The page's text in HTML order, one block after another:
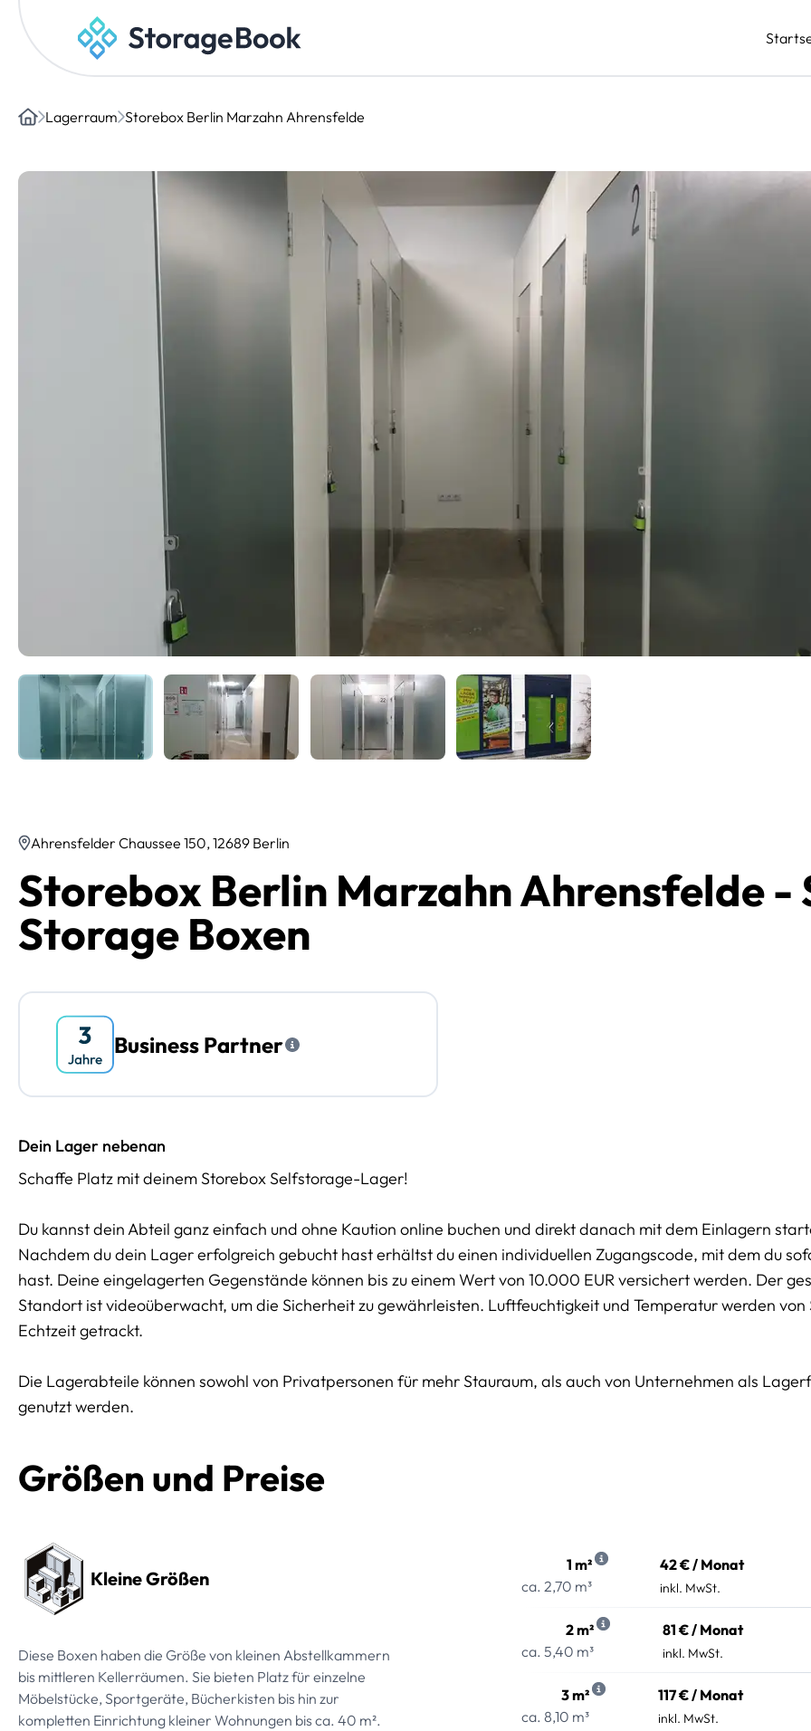
Lagerraum Storebox Berlin Marzahn Ahrensfelde
Ahrensfelder Chaussee 150, 12689 Berlin
Storebox Berlin Marzahn Ahrensfelde -
Storage Boxen
Business Partner
Dein Lager nebenan
Schaffe Platz mit deinem Storebox Selfstorage-Lager!
Du kannst dein Abteil ganz einfach und ohne Kaution online buchen und direkt danach mit dem Einlagern
Nachdem du dein Lager erfolgreich gebucht hast erhältst du einen individuellen Zugangscode, mit dem du
hast. Deine eingelagerten Gegenstände können bis zu einem Wert von 10.000 EUR versichert werden. Der
Standort ist videoüberwacht, um die Sicherheit zu gewährleisten. Luftfeuchtigkeit und Temperatur werden von
Echtzeit getrackt.
Die Lagerabteile können sowohl von Privatpersonen für mehr Stauraum, als auch von Unternehmen als
genutzt werden.
Größen und Preise
Kleine Größen
Diese Boxen haben die Größe von kleinen Abstellkammern
bis mittleren Kellerräumen. Sie bieten Platz für einzelne
Möbelstücke, Sportgeräte, Bücherkisten bis hin zur
kompletten Einrichtung kleiner Wohnungen bis ca. 40 m².
1 m²
ca. 2,70 m³
42 € / Monat
inkl. MwSt.
2 m²
ca. 5,40 m³
81 € / Monat
inkl. MwSt.
3 m²
ca. 8,10 m³
117 € / Monat
inkl. MwSt.